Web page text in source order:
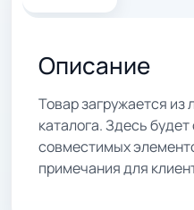
Описание
Товар загружается из
каталога. Здесь
совместимых
примечания для